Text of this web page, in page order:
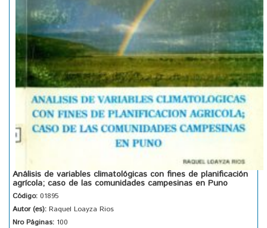
Análisis de variables climatológicas con fines de planificación
agrícola; caso de las comunidades campesinas en Puno
Código: 01895
Autor (es): Raquel Loayza Rios
Nro Páginas: 100